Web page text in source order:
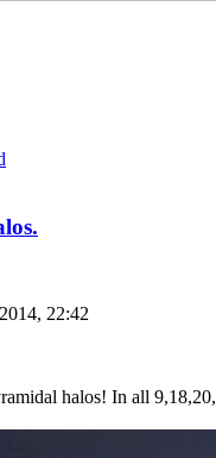
22:42
halos! In all